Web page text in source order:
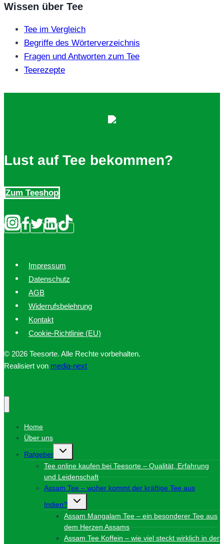
Wissen über Tee
Tee im Vergleich
Begriffe des Wörterverzeichnis
Fragen und Antworten zum Tee
Teerezepte
Lust auf Tee bekommen?
Zum Teeshop
Impressum
Datenschutz
AGB
Widerrufsbelehrung
Kontakt
Cookie-Richtlinie (EU)
© 2026 Teesorte. Alle Rechte vorbehalten.
Realisiert von media-next
Home
Über uns
Ratgeber
Untermenü
umschalten
Tee online kaufen bei Teesorte – Qualität, Erfahrung
und Leidenschaft
Assam Tee – woher kommt der kräftige Tee aus
Indien?
Untermenü
umschalten
Assam Mangalam Tee – ein besonderer Tee aus
dem Herzen Assams
Assam Tee Koffein – wie viel steckt wirklich in der